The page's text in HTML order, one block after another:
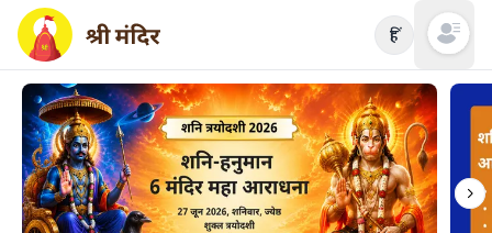
हिं Open